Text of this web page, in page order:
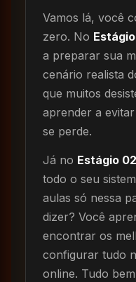
Vamos lá, você
zero. No
a preparar sua
cenário realista
que muitos
aprender a
se perde.
Já no Estágio 02
todo o seu
aulas só nessa
dizer? Você
encontrar os
configurar tudo
online. Tudo